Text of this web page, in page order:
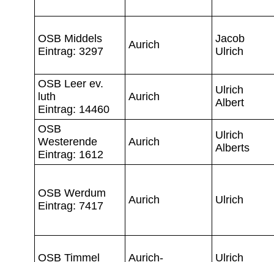
OSB Middels
Eintrag: 3297
Aurich
Jacob
Ulrich
OSB Leer ev.
luth
Eintrag: 14460
Aurich
Ulrich
Albert
OSB
Westerende
Eintrag: 1612
Aurich
Ulrich
Alberts
OSB Werdum
Eintrag: 7417
Aurich Ulrich
OSB Timmel
Aurich-
Ulrich